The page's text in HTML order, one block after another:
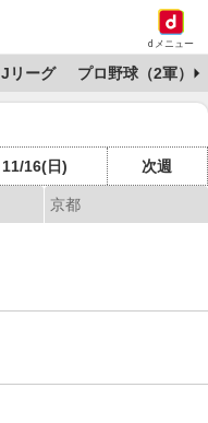
dメニュー
Jリーグ プロ野球（2軍）
11/16(日) 次週
京都